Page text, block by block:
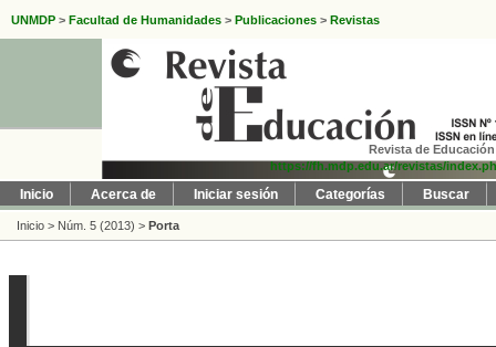
UNMDP > Facultad de Humanidades > Publicaciones > Revistas
Revista de
https://fh.mdp.edu.ar/revistas/
Inicio Acerca de Iniciar sesión Categorías Buscar
Inicio > Núm. 5 (2013) > Porta